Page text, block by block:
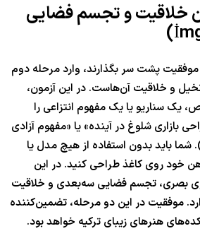
خلاقیت و تجسم فضایی
موفقیت پشت سر بگذارند، وارد مرحله دوم
و خلاقیت آن‌هاست. در این آزمون،
سناریو یا یک مفهوم انتزاعی را
بازاری شلوغ در آینده» یا «مفهوم آزادی
باید بدون استفاده از هیچ مدل یا
خود روی کاغذ طراحی کنید. در این
بصری، تجسم فضایی سه‌بعدی و خلاقیت
موفقیت در این دو مرحله، تضمین‌کننده
هنرهای زیبای ترکیه خواهد بود.